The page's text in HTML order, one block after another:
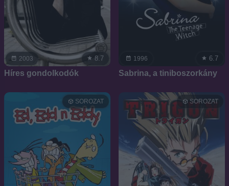
2003 8.7
Híres gondolkodók
1996 6.7
Sabrina, a tiniboszorkány
SOROZAT SOROZAT